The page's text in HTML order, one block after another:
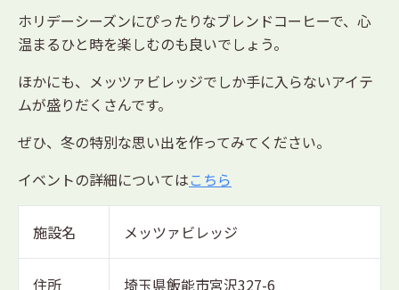
ホリデーシーズンにぴったりなブレンドコーヒーで、心
温まるひと時を楽しむのも良いでしょう。
ほかにも、メッツァビレッジでしか手に入らないアイテ
ムが盛りだくさんです。
ぜひ、冬の特別な思い出を作ってみてください。
イベントの詳細についてはこちら
施設名 メッツァビレッジ
住所 埼玉県飯能市宮沢327-6